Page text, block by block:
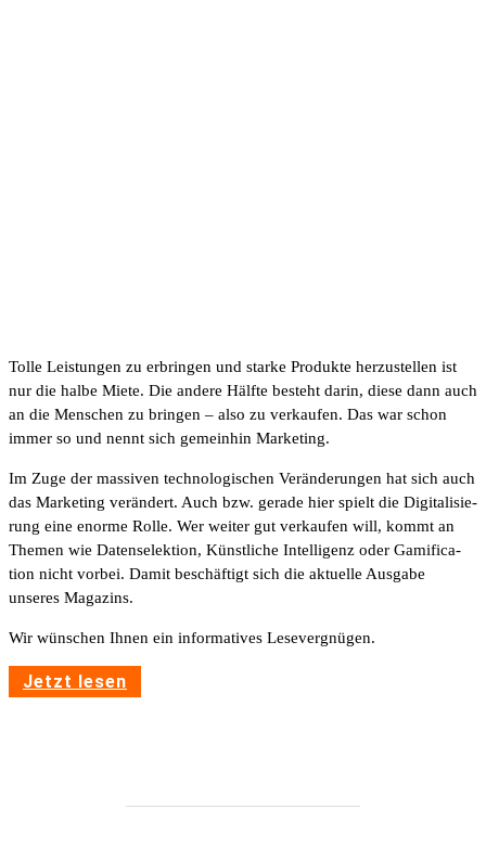
Tolle Leis­tungen zu erbringen und starke Produkte herzu­stellen ist
nur die halbe Miete. Die andere Hälfte besteht darin, diese dann auch
an die Menschen zu bringen – also zu verkaufen. Das war schon
immer so und nennt sich gemeinhin Marke­ting.
Im Zuge der massiven tech­no­lo­gi­schen Verän­de­rungen hat sich auch
das Marke­ting verän­dert. Auch bzw. gerade hier spielt die Digi­ta­li­sie­
rung eine enorme Rolle. Wer weiter gut verkaufen will, kommt an
Themen wie Daten­se­lek­tion, Künst­liche Intel­li­genz oder Gami­fi­ca­
tion nicht vorbei. Damit beschäf­tigt sich die aktu­elle Ausgabe
unseres Maga­zins.
Wir wünschen Ihnen ein infor­ma­tives Lese­ver­gnügen.
Jetzt lesen